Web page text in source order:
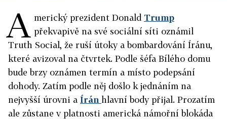
A merický prezident Donald Trump
překvapivě na své sociální síti oznámil
Truth Social, že ruší útoky a bombardování Íránu,
které avizoval na čtvrtek. Podle šéfa Bílého domu
bude brzy oznámen termín a místo podepsání
dohody. Zatím podle něj došlo k jednáním na
nejvyšší úrovni a Írán hlavní body přijal. Prozatím
ale zůstane v platnosti americká námořní blokáda